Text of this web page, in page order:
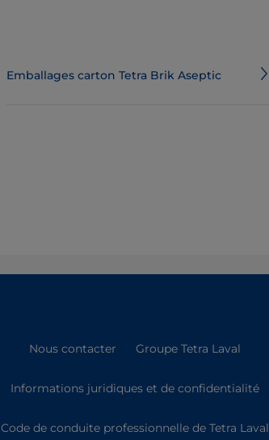
Emballages carton Tetra Brik Aseptic
Nous contacter Groupe Tetra Laval
Informations juridiques et de confidentialité
Code de conduite professionnelle de Tetra Laval